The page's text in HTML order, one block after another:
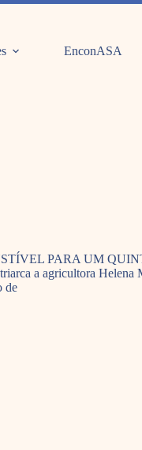
EnconASA
PARA UM
a agricultora Helena
de